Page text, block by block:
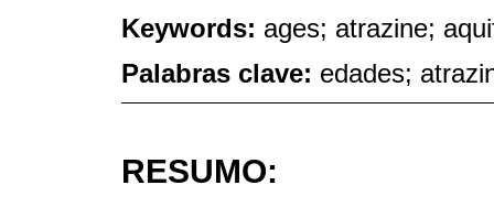
Keywords: ages; atrazine;
Palabras clave: edades;
RESUMO: